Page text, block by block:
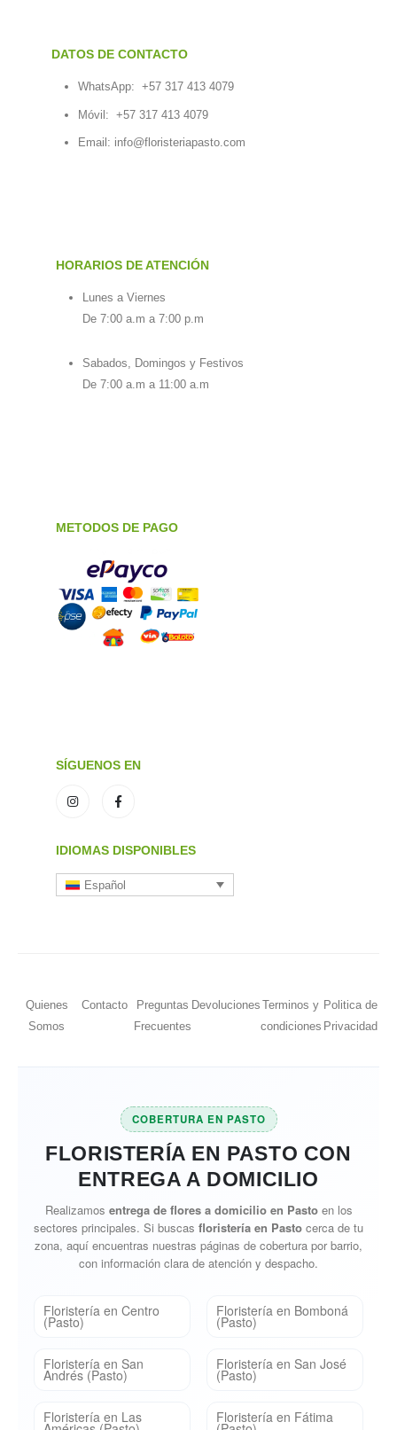
DATOS DE CONTACTO
WhatsApp: +57 317 413 4079
Móvil: +57 317 413 4079
Email: info@floristeriapasto.com
HORARIOS DE ATENCIÓN
Lunes a Viernes
De 7:00 a.m a 7:00 p.m
Sabados, Domingos y Festivos
De 7:00 a.m a 11:00 a.m
METODOS DE PAGO
SÍGUENOS EN
IDIOMAS DISPONIBLES
Español
Quienes
Somos
Contacto
Preguntas
Frecuentes
Devoluciones Terminos y
condiciones
Politica de
Privacidad
COBERTURA EN PASTO
FLORISTERÍA EN PASTO CON
ENTREGA A DOMICILIO
Realizamos entrega de flores a domicilio en Pastoen los
sectores principales. Si buscas floristería en Pasto cerca de tu
zona, aquí encuentras nuestras páginas de cobertura por barrio,
con información clara de atención y despacho.
Floristería en Centro
(Pasto)
Floristería en Bomboná
(Pasto)
Floristería en San
Andrés (Pasto)
Floristería en San José
(Pasto)
Floristería en Las Floristería en Fátima